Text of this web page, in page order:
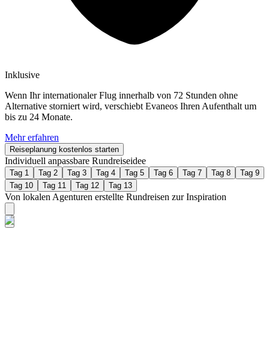
Inklusive
Wenn Ihr internationaler Flug innerhalb von 72 Stunden ohne
Alternative storniert wird, verschiebt Evaneos Ihren Aufenthalt um
bis zu 24 Monate.
Mehr erfahren
Reiseplanung kostenlos starten
Individuell anpassbare Rundreiseidee
Tag 1 Tag 2 Tag 3 Tag 4 Tag 5 Tag 6 Tag 7 Tag 8
Tag 9
Tag 10
Tag 11 Tag 12 Tag 13
Von lokalen Agenturen erstellte Rundreisen zur Inspiration